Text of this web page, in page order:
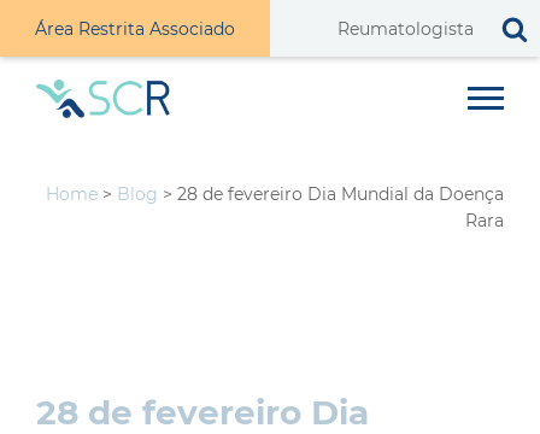
Área Restrita Associado
Home > Blog > 28 de fevereiro Dia Mundial da Doença
Rara
28 de fevereiro Dia